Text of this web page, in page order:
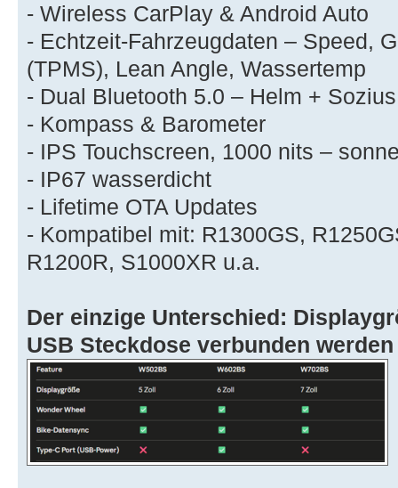
- Wireless CarPlay & Android Auto
- Echtzeit-Fahrzeugdaten – Speed,
(TPMS), Lean Angle, Wassertemp
- Dual Bluetooth 5.0 – Helm +
- Kompass & Barometer
- IPS Touchscreen, 1000 nits –
- IP67 wasserdicht
- Lifetime OTA Updates
- Kompatibel mit: R1300GS,
R1200R, S1000XR u.a.
Der einzige Unterschied:
USB Steckdose verbunden